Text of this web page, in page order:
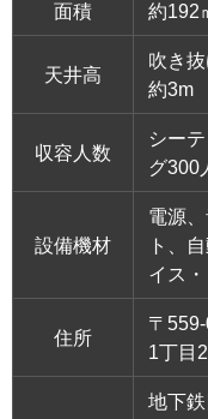
面積 約192
天井高
吹き
約3m
収容人数
シー
グ300
設備機材
電源
ト、
イス
住所
〒
1丁目
地下